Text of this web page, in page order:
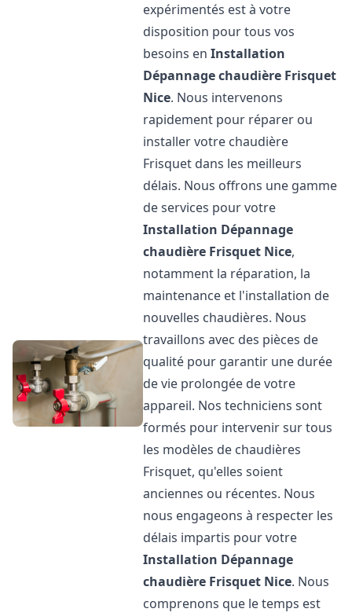
expérimentés est à votre
disposition pour tous vos
besoins enInstallation
Dépannage chaudière Frisquet
Nice. Nous intervenons
rapidement pour réparer ou
installer votre chaudière
Frisquet dans les meilleurs
délais. Nous offrons une gamme
de services pour votre
Installation Dépannage
chaudière Frisquet Nice,
notamment la réparation, la
maintenance et l'installation de
nouvelles chaudières. Nous
travaillons avec des pièces de
qualité pour garantir une durée
de vie prolongée de votre
appareil. Nos techniciens sont
formés pour intervenir sur tous
les modèles de chaudières
Frisquet, qu'elles soient
anciennes ou récentes. Nous
nous engageons à respecter les
délais impartis pour votre
Installation Dépannage
chaudière Frisquet Nice. Nous
comprenons que le temps est